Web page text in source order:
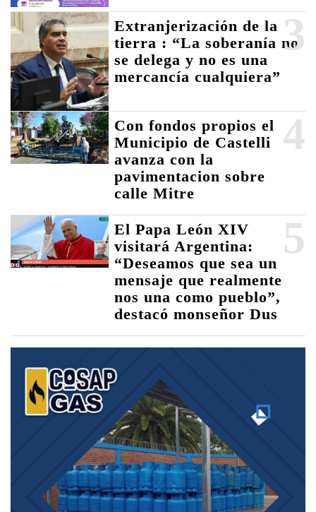
3
Extranjerización de la
tierra : “La soberanía no
se delega y no es una
mercancía cualquiera”
4
Con fondos propios el
Municipio de Castelli
avanza con la
pavimentacion sobre
calle Mitre
5
El Papa León XIV
visitará Argentina:
“Deseamos que sea un
mensaje que realmente
nos una como pueblo”,
destacó monseñor Dus